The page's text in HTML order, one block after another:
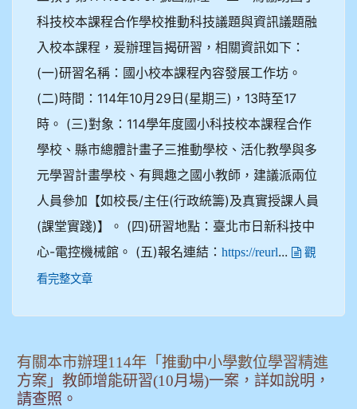
科技校本課程合作學校推動科技議題與資訊議題融
入校本課程，爰辦理旨揭研習，相關資訊如下：
(一)研習名稱：國小校本課程內容發展工作坊。
(二)時間：114年10月29日(星期三)，13時至17
時。 (三)對象：114學年度國小科技校本課程合作
學校、縣市總體計畫子三推動學校、活化教學與多
元學習計畫學校、有興趣之國小教師，建議派兩位
人員參加【如校長/主任(行政統籌)及真實授課人員
(課堂實踐)】。 (四)研習地點：臺北市日新科技中
心-電控機械館。 (五)報名連結： https://reurl... 觀
看完整文章
有關本市辦理114年「推動中小學數位學習精進
方案」教師增能研習(10月場)一案，詳如說明，
請查照。